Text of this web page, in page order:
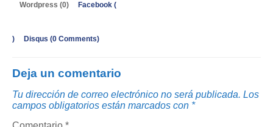
Wordpress (0) Facebook (
) Disqus (0 Comments)
Deja un comentario
Tu dirección de correo electrónico no será publicada. Los
campos obligatorios están marcados con *